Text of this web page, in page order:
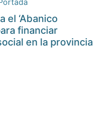
el ‘Abanico
financiar
en la provincia